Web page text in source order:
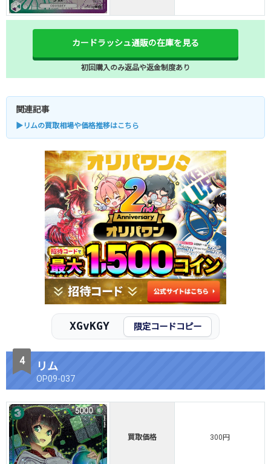
カードラッシュ通販の在庫を見る
初回購入のみ返品や返金制度あり
関連記事
▶リムの買取相場や価格推移はこちら
XGvKGY 限定コードコピー
リム
OP09-037
買取価格 300円